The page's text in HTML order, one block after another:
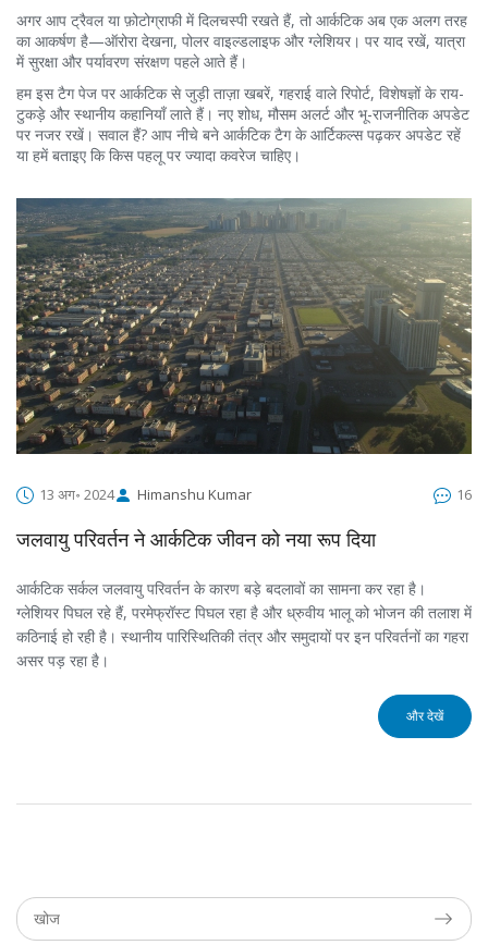
अगर आप ट्रैवल या फ़ोटोग्राफी में दिलचस्पी रखते हैं, तो आर्कटिक अब एक अलग तरह
का आकर्षण है—ऑरोरा देखना, पोलर वाइल्डलाइफ और ग्लेशियर। पर याद रखें, यात्रा
में सुरक्षा और पर्यावरण संरक्षण पहले आते हैं।
हम इस टैग पेज पर आर्कटिक से जुड़ी ताज़ा खबरें, गहराई वाले रिपोर्ट, विशेषज्ञों के राय-
टुकड़े और स्थानीय कहानियाँ लाते हैं। नए शोध, मौसम अलर्ट और भू-राजनीतिक अपडेट
पर नजर रखें। सवाल हैं? आप नीचे बने आर्कटिक टैग के आर्टिकल्स पढ़कर अपडेट रहें
या हमें बताइए कि किस पहलू पर ज्यादा कवरेज चाहिए।
13 अग॰ 2024 Himanshu Kumar 16
जलवायु परिवर्तन ने आर्कटिक जीवन को नया रूप दिया
आर्कटिक सर्कल जलवायु परिवर्तन के कारण बड़े बदलावों का सामना कर रहा है।
ग्लेशियर पिघल रहे हैं, परमेफ्रॉस्ट पिघल रहा है और ध्रुवीय भालू को भोजन की तलाश में
कठिनाई हो रही है। स्थानीय पारिस्थितिकी तंत्र और समुदायों पर इन परिवर्तनों का गहरा
असर पड़ रहा है।
और देखें